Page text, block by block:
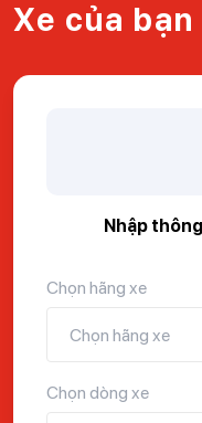
Xe của bạn
Nhập
Chọn hãng xe
Chọn hãng xe
Chọn dòng xe